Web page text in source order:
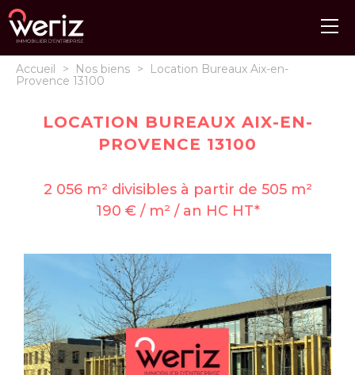
Accueil > Nos biens >
Location Bureaux Aix-en-
Provence 13100
LOCATION BUREAUX AIX-EN-
PROVENCE 13100
2 056 m² divisibles à partir de 505 m²
190 € / m² / an HC HT*